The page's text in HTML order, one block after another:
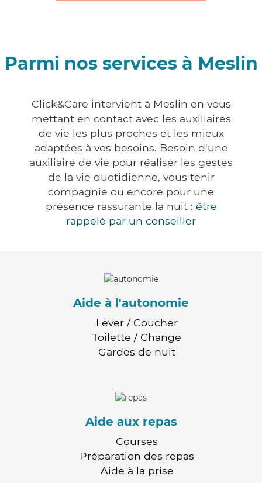
Parmi nos services à Meslin
Click&Care intervient à Meslin en vous
mettant en contact avec les auxiliaires
de vie les plus proches et les mieux
adaptées à vos besoins. Besoin d'une
auxiliaire de vie pour réaliser les gestes
de la vie quotidienne, vous tenir
compagnie ou encore pour une
présence rassurante la nuit : être
rappelé par un conseiller
Aide à l'autonomie
Lever / Coucher
Toilette / Change
Gardes de nuit
Aide aux repas
Courses
Préparation des repas
Aide à la prise